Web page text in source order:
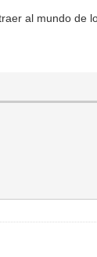
al mundo de